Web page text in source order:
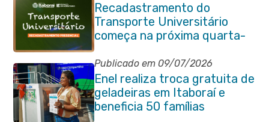
Recadastramento do
Transporte Universitário
começa na próxima quarta-
feira (29/07)
Publicado em 09/07/2026
Enel realiza troca gratuita de
geladeiras em Itaboraí e
beneficia 50 famílias